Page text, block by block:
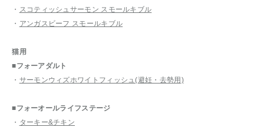
・ スコティッシュサーモン スモールキブル
・ アンガスビーフ スモールキブル
猫用
■フォーアダルト
・ サーモンウィズホワイトフィッシュ(避妊・去勢用)
■フォーオールライフステージ
・ ターキー&チキン